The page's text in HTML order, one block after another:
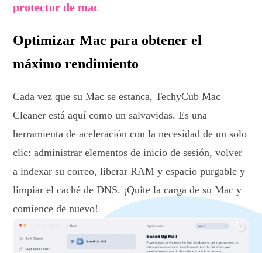
protector de mac
Optimizar Mac para obtener el
máximo rendimiento
Cada vez que su Mac se estanca, TechyCub Mac
Cleaner está aquí como un salvavidas. Es una
herramienta de aceleración con la necesidad de un solo
clic: administrar elementos de inicio de sesión, volver
a indexar su correo, liberar RAM y espacio purgable y
limpiar el caché de DNS. ¡Quite la carga de su Mac y
comience de nuevo!